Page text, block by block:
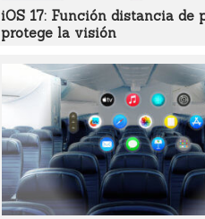
iOS 17: Función distancia de
protege la visión